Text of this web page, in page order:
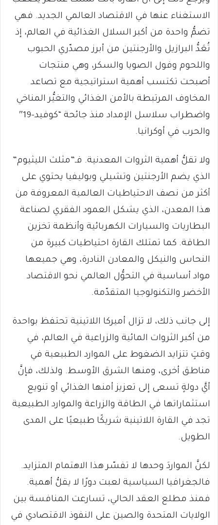
الاستغناء عنها في الاقتصاد العالمي الجديد. فهي
تضمُّ واحدة من أكبر السلال الغذائية في العالم، إذ
تُعَدُّ البرازيل والأرجنتين من أبرز مصدّري الحبوب
واللحوم وفول الصويا والسكر، وهي منتجات
أصبحت تكتسب أهمية استراتيجية مع تصاعد
المخاوف المرتبطة بالأمن الغذائي والتغيُّر المناخي
واضطراب سلاسل الإمداد منذ جائحة “كوفيد-19″
والحرب في أوكرانيا.
ولا تقلُّ أهمية الثروات المعدنية. فـ”مثلث الليثيوم”
الذي يضم الأرجنتين وتشيلي وبوليفيا يحتوي على
أكثر من نصف الاحتياطيات العالمية المعروفة من
هذا المعدن، الذي يشكل العمود الفقري لصناعة
البطاريات والسيارات الكهربائية وأنظمة تخزين
الطاقة. كما تمتلك القارة احتياطيات كبيرة من
النحاس والنيكل والمعادن النادرة، وهي جميعها
مواد أساسية في التحوُّل العالمي نحو الاقتصاد
الأخضر والتكنولوجيا المتقدّمة.
إلى جانب ذلك، لا تزال أميركا اللاتينية تحتفظ بواحدة
من أكبر الثروات المائية والزراعية في العالم، في
وقتٍ تتزايد الضغوط على الموارد الطبيعية في
مناطق أخرى، ومنها الشرق الأوسط. ولذلك، فإنَّ
أيَّ دولةٍ تسعى إلى تعزيز أمنها الغذائي أو تنويع
استثماراتها في الطاقة والزراعة والموارد الطبيعية
تجد في القارة اللاتينية شريكًا طبيعيًا على المدى
الطويل.
لكنَّ المواردَ وحدها لا تفسّر هذا الاهتمام المتزايد.
فالجغرافيا السياسية لعبت دورًا لا يقلُّ أهمية.
فمنذ مطلع العقد الحالي، تسارعت المنافسة بين
الولايات المتحدة والصين على النفوذ الاقتصادي في